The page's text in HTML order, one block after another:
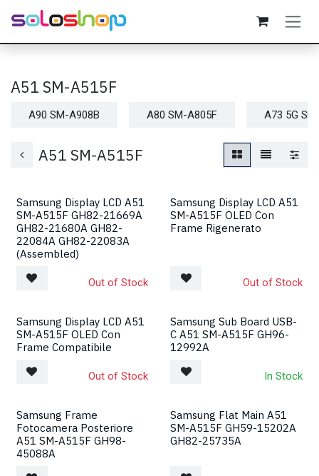
Passa al contenuto
A51 SM-A515F
A90 SM-A908B A80 SM-A805F A73 5G
A51 SM-A515F
Samsung Display LCD A51
SM-A515F GH82-21669A
GH82-21680A GH82-
22084A GH82-22083A
(Assembled)
Out of Stock
Samsung Display LCD A51
SM-A515F OLED Con
Frame Rigenerato
Out of Stock
Samsung Display LCD A51
SM-A515F OLED Con
Frame Compatibile
Out of Stock
Samsung Sub Board USB-
C A51 SM-A515F GH96-
12992A
In Stock
Samsung Frame
Fotocamera Posteriore
A51 SM-A515F GH98-
45088A
Samsung Flat Main A51
SM-A515F GH59-15202A
GH82-25735A